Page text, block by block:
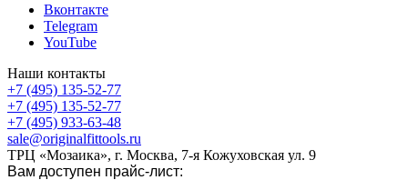
Вконтакте
Telegram
YouTube
Наши контакты
+7 (495) 135-52-77
+7 (495) 135-52-77
+7 (495) 933-63-48
sale@originalfittools.ru
ТРЦ «Мозаика», г. Москва, 7-я Кожуховская ул. 9
Вам доступен прайс-лист: